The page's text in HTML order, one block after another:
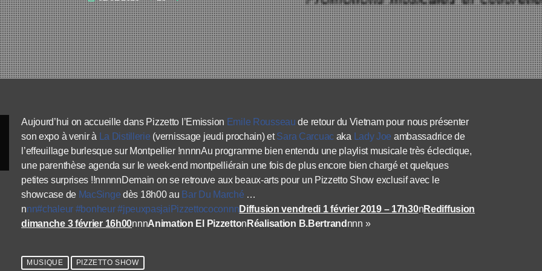
Aujourd’hui on accueille dans Pizzetto l’Emission Emile Rousseau de retour du Vietnam pour nous présenter
son expo à venir à
La Distillerie (vernissage jeudi prochain) etSara Carcuacaka Lady Joe ambassadrice de
l’effeuillage burlesque sur Montpellier !nnnnAu programme bien entendu une playlist musicale très éclectique,
une parenthèse agenda sur le week-end montpelliérain une fois de plus encore bien chargé et quelques
petites surprises !!nnnnnDemain on se retrouve aux beaux-arts pour un Pizzetto Show exclusif avec le
showcase de MacSinge dès 18h00 au Bar Du Marché …
nnn#chaleur #bonheur #jpeuxpasjaiPizzettococonnnDiffusion vendredi 1 février 2019 – 17h30nRediffusion
dimanche 3 février 16h00nnnAnimation El Pizzetton Réalisation B.Bertrand nnn »
MUSIQUE PIZZETTO SHOW